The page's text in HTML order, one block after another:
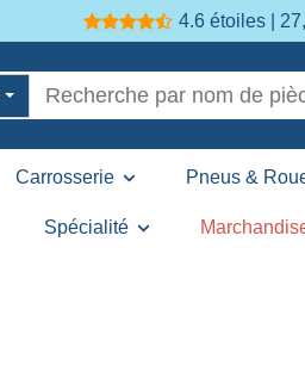
4.6 étoiles |
Carrosserie Pneus &
Spécialité